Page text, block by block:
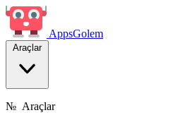
AppsGolem
Araçlar
№ Araçlar